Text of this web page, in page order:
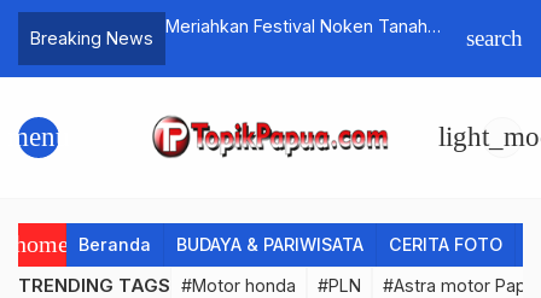
Breaking News
Indonesia
Kamoro
Mainkan Kasino Bonus Sambutan
2026
search
menu
home Beranda BUDAYA & PARIWISATA CERITA FOTO
TRENDING TAGS #Motor honda #PLN #Astra motor